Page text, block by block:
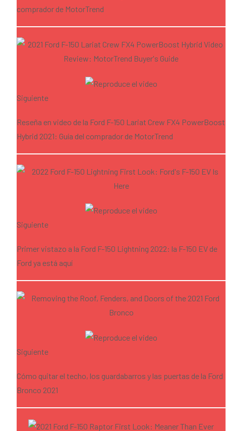
comprador de MotorTrend
Siguiente
Reseña en video de la Ford F-150 Lariat Crew FX4 PowerBoost
Hybrid 2021: Guía del comprador de MotorTrend
Siguiente
Primer vistazo a la Ford F-150 Lightning 2022: la F-150 EV de
Ford ya está aquí
Siguiente
Cómo quitar el techo, los guardabarros y las puertas de la Ford
Bronco 2021